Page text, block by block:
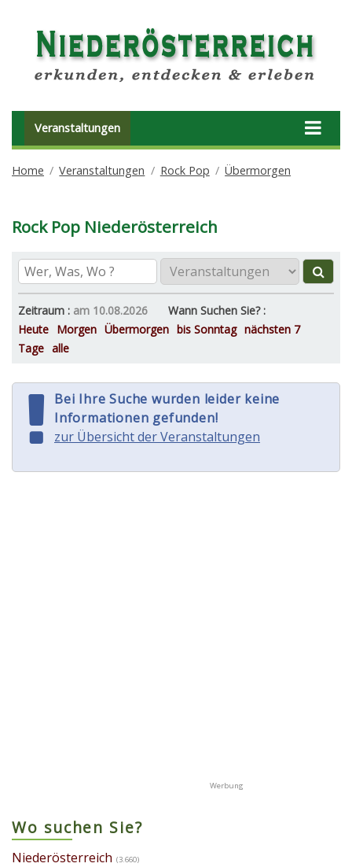
Veranstaltungen
Home Veranstaltungen Rock Pop Übermorgen
Rock Pop Niederösterreich
Zeitraum : am 10.08.2026
Wann Suchen Sie? :
Heute Morgen Übermorgen bis Sonntag nächsten 7
Tage alle
Bei Ihre Suche wurden leider keine
Informationen gefunden!
zur Übersicht der Veranstaltungen
Wo suchen Sie?
Niederösterreich (3.660)